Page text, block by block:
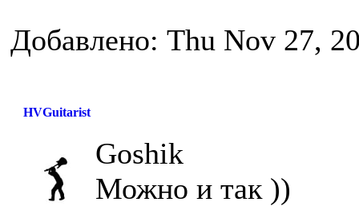
Добавлено: Thu Nov 27,
HVGuitarist
Goshik
Можно и так ))